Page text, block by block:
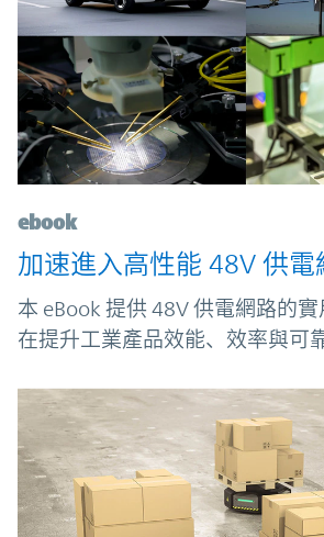
ebook
加速進入高性能 48V 供電
本 eBook 提供 48V 供電網路的
在提升工業產品效能、效率與可